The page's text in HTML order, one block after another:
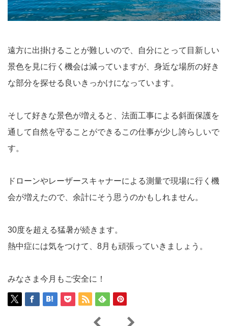
遠方に出掛けることが難しいので、自分にとって目新しい
景色を見に行く機会は減っていますが、身近な場所の好き
な部分を探せる良いきっかけになっています。
そして好きな景色が増えると、法面工事による斜面保護を
通して自然を守ることができるこの仕事が少し誇らしいで
す。
ドローンやレーザースキャナーによる測量で現場に行く機
会が増えたので、余計にそう思うのかもしれません。
30度を超える猛暑が続きます。
熱中症には気をつけて、 8月も頑張っていきましょう。
みなさま今月もご安全に！